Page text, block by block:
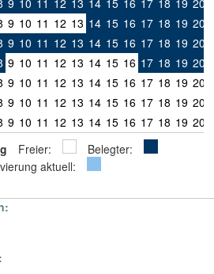
9 10 11 12 13 14 15 16 17 18 19 20
9 10 11 12 13 14 15 16 17 18 19 20
9 10 11 12 13 14 15 16 17 18 19 20
9 10 11 12 13 14 15 16 17 18 19 20
9 10 11 12 13 14 15 16 17 18 19 20
9 10 11 12 13 14 15 16 17 18 19 20
Freier:
Belegter:
aktuell: